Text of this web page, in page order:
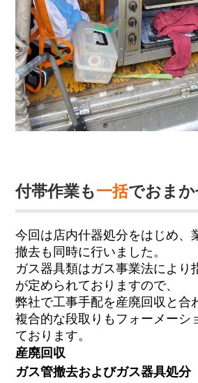
付帯作業も一括でおまか
今回は店内什器処分をはじめ、
撤去も同時に行いました。
ガス器具類はガス事業法により
が定められておりますので、
弊社で工事手配を産廃回収と合
複合的な段取りもフォーメーシ
ております。
産廃回収
ガス管撤去およびガス器具処分